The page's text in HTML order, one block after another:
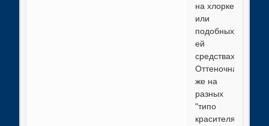
на хлорке
или
подобных
ей
средствах.
Оттеночная
же на
разных
"типо
красителях".